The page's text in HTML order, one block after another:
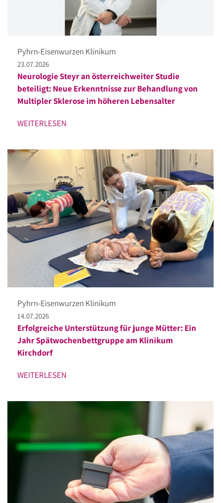
Pyhrn-Eisenwurzen Klinikum
23.07.2026
Neurologie Steyr an österreichweiter Studie
beteiligt: Neue Erkenntnisse zur Behandlung von
Multipler Sklerose im höheren Lebensalter
WEITERLESEN
Pyhrn-Eisenwurzen Klinikum
14.07.2026
Erfolgreiche Unterstützung für junge Mütter: Ein
Jahr Spätwochenbettgruppe am Klinikum
Kirchdorf
WEITERLESEN